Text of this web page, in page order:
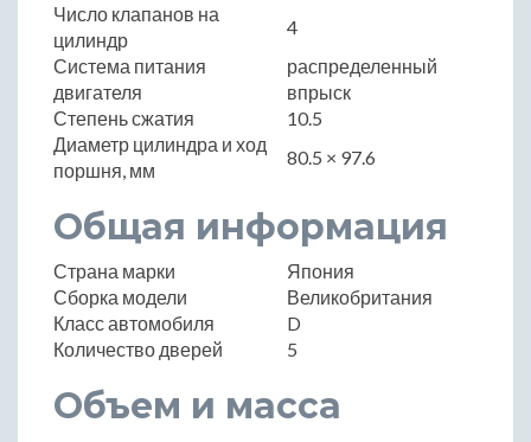
Число клапанов на
цилиндр
4
Система питания
двигателя
распределенный
впрыск
Степень сжатия
10.5
Диаметр цилиндра и ход
поршня, мм
80.5 × 97.6
Общая информация
Страна марки
Япония
Сборка модели
Великобритания
Класс автомобиля
D
Количество дверей
5
Объем и масса